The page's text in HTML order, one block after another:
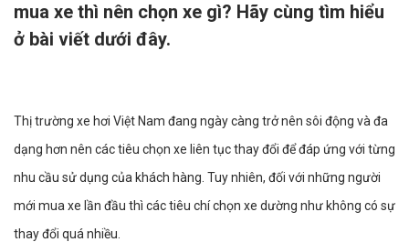
mua xe thì nên chọn xe gì? Hãy cùng tìm hiểu
ở bài viết dưới đây.
Thị trường xe hơi Việt Nam đang ngày càng trở nên sôi động và đa
dạng hơn nên các tiêu chọn xe liên tục thay đổi để đáp ứng với từng
nhu cầu sử dụng của khách hàng. Tuy nhiên, đối với những người
mới mua xe lần đầu thì các tiêu chí chọn xe dường như không có sự
thay đổi quá nhiều.